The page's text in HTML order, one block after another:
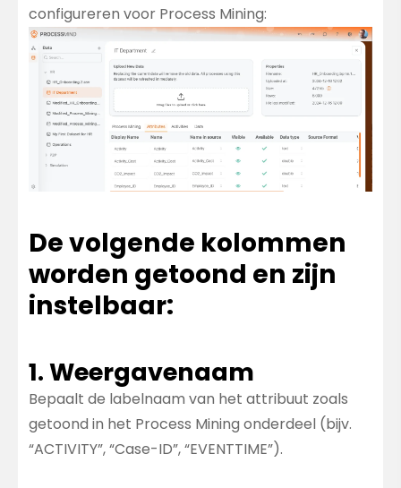
configureren voor Process Mining:
De volgende kolommen
worden getoond en zijn
instelbaar:
1. Weergavenaam
Bepaalt de labelnaam van het attribuut zoals
getoond in het Process Mining onderdeel (bijv.
“ACTIVITY”, “Case-ID”, “EVENTTIME”).